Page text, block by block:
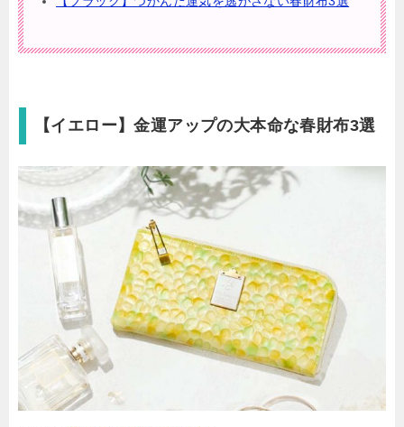
【イエロー】金運アップの大本命な春財布3選